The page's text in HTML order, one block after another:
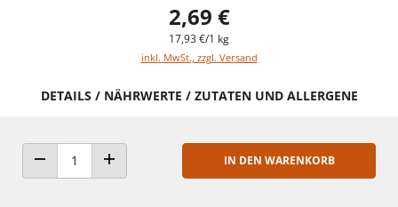
2,69 €
17,93 €/1 kg
inkl. MwSt., zzgl. Versand
DETAILS / NÄHRWERTE / ZUTATEN UND ALLERGENE
ANZAHL VERRINGERNANZAHL ERHÖHEN
IN DEN WARENKORB